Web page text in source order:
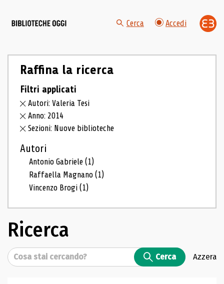
Cerca Accedi
Raffina la ricerca
Filtri applicati
Autori: Valeria Tesi
Anno: 2014
Sezioni: Nuove biblioteche
Autori
Antonio Gabriele(1)
Raffaella Magnano(1)
Vincenzo Brogi(1)
Ricerca
Cerca Cerca Azzera